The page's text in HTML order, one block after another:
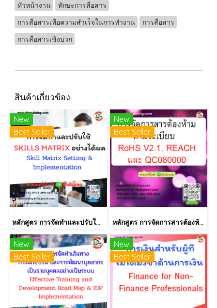
หัวหน้างาน
ทักษะการสื่อสาร
การสื่อสารเพื่อความสำเร็จในการทำงาน
การสื่อสาร
การสื่อสารเชิงบวก
สินค้าเกี่ยวข้อง
New
Best Seller
หลักสูตร การจัดทำและปรับใช้ SKILLS MATRIX อย่างได้ผล Skill Matrix Setting & Implementation
New
Best Seller
หลักสูตร การจัดการสารต้องห้ามตามระเบียบ RoHS V2.1, REACH และ QC080000
New
Best Seller
New
Best Seller